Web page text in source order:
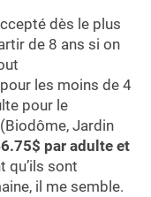
dès le plus
de 8 ans si on
les moins de 4
pour le
(Biodôme, Jardin
par adulte et
qu’ils sont
il me semble.